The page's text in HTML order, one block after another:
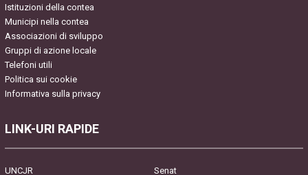
Istituzioni della contea
Municipi nella contea
Associazioni di sviluppo
Gruppi di azione locale
Telefoni utili
Politica sui cookie
Informativa sulla privacy
LINK-URI RAPIDE
UNCJR Senat